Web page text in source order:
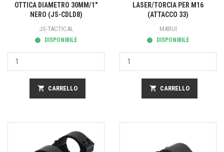
OTTICA DIAMETRO 30MM/1"
NERO (JS-CDLD8)
JS-TACTICAL
DISPONIBILE
shopping_cart CARRELLO
LASER/TORCIA PER M16
(ATTACCO 33)
MARUI
DISPONIBILE
shopping_cart CARRELLO